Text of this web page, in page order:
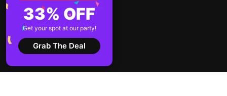
ォームを埋め込む方法
WordPressサイトにLinkedInフ
ィードを埋め込む方法は？
全ての投稿を見る
33% OFF
Get your spot at our party!
Grab The Deal